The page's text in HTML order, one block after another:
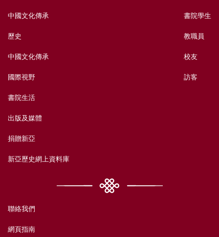
中國文化傳承
歷史
中國文化傳承
國際視野
書院生活
出版及媒體
捐贈新亞
新亞歷史網上資料庫
書院學生
教職員
校友
訪客
聯絡我們
網頁指南